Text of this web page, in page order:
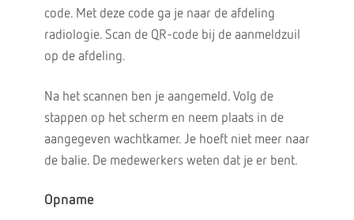
code. Met deze code ga je naar de afdeling
radiologie. Scan de QR-code bij de aanmeldzuil
op de afdeling.
Na het scannen ben je aangemeld. Volg de
stappen op het scherm en neem plaats in de
aangegeven wachtkamer. Je hoeft niet meer naar
de balie. De medewerkers weten dat je er bent.
Opname